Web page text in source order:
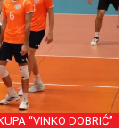
“VINKO DOBRIĆ”